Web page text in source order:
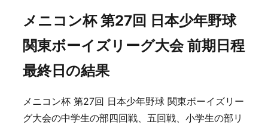
メニコン杯 第27回 日本少年野球
関東ボーイズリーグ大会 前期日程
最終日の結果
メニコン杯 第27回 日本少年野球 関東ボーイズリー
グ大会の中学生の部四回戦、五回戦、小学生の部リ